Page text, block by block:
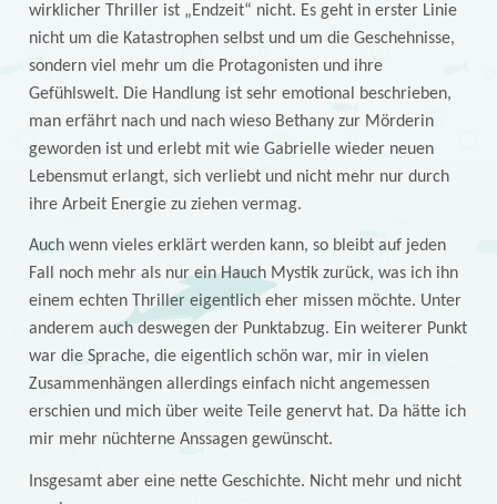
wirklicher Thriller ist „Endzeit“ nicht. Es geht in erster Linie
nicht um die Katastrophen selbst und um die Geschehnisse,
sondern viel mehr um die Protagonisten und ihre
Gefühlswelt. Die Handlung ist sehr emotional beschrieben,
man erfährt nach und nach wieso Bethany zur Mörderin
geworden ist und erlebt mit wie Gabrielle wieder neuen
Lebensmut erlangt, sich verliebt und nicht mehr nur durch
ihre Arbeit Energie zu ziehen vermag.
Auch wenn vieles erklärt werden kann, so bleibt auf jeden
Fall noch mehr als nur ein Hauch Mystik zurück, was ich ihn
einem echten Thriller eigentlich eher missen möchte. Unter
anderem auch deswegen der Punktabzug. Ein weiterer Punkt
war die Sprache, die eigentlich schön war, mir in vielen
Zusammenhängen allerdings einfach nicht angemessen
erschien und mich über weite Teile genervt hat. Da hätte ich
mir mehr nüchterne Anssagen gewünscht.
Insgesamt aber eine nette Geschichte. Nicht mehr und nicht